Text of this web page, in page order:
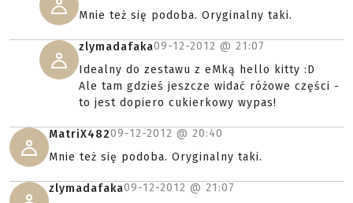
Mnie też się podoba. Oryginalny taki.
zlymadafaka09-12-2012 @ 21:07
Idealny do zestawu z eMką hello kitty :D
Ale tam gdzieś jeszcze widać różowe części -
to jest dopiero cukierkowy wypas!
MatriX48209-12-2012 @ 20:40
Mnie też się podoba. Oryginalny taki.
zlymadafaka09-12-2012 @ 21:07